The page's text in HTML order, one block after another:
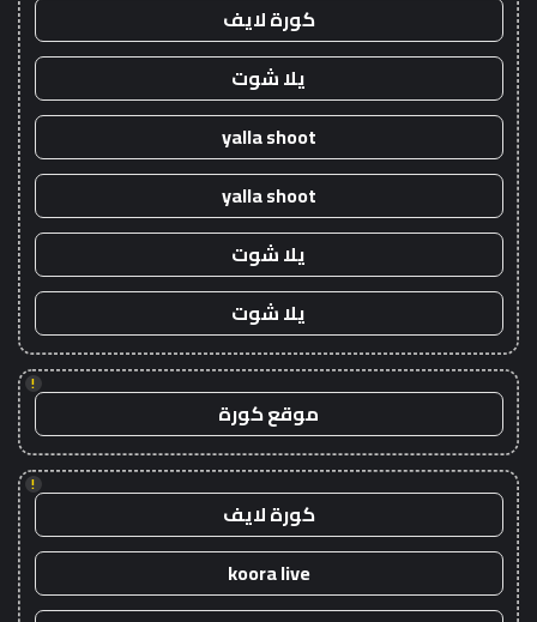
كورة لايف
يلا شوت
yalla shoot
yalla shoot
يلا شوت
يلا شوت
!
موقع كورة
!
كورة لايف
koora live